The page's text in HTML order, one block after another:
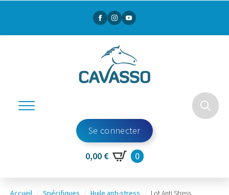
Se connecter
0,00 € 0
Accueil Spécifiques Huile anti-stress Lot Anti Stress